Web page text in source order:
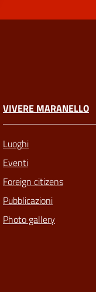
VIVERE MARANELLO
Luoghi
Eventi
Foreign citizens
Pubblicazioni
Photo gallery